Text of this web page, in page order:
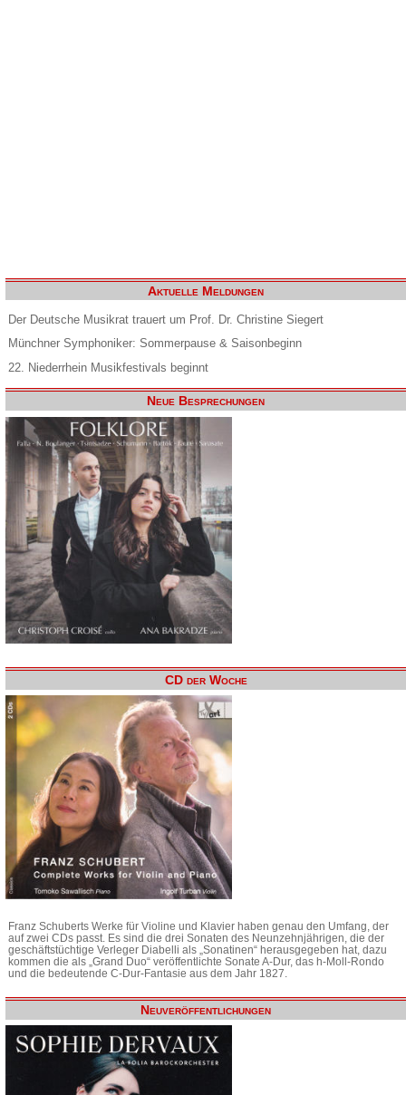
Aktuelle Meldungen
Der Deutsche Musikrat trauert um Prof. Dr. Christine Siegert
Münchner Symphoniker: Sommerpause & Saisonbeginn
22. Niederrhein Musikfestivals beginnt
Neue Besprechungen
CD der Woche
Franz Schuberts Werke für Violine und Klavier haben genau den Umfang, der
auf zwei CDs passt. Es sind die drei Sonaten des Neunzehnjährigen, die der
geschäftstüchtige Verleger Diabelli als „Sonatinen“ herausgegeben hat, dazu
kommen die als „Grand Duo“ veröffentlichte Sonate A-Dur, das h-Moll-Rondo
und die bedeutende C-Dur-Fantasie aus dem Jahr 1827.
Neuveröffentlichungen